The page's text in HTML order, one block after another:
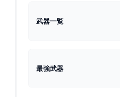
武器一覧
最強武器